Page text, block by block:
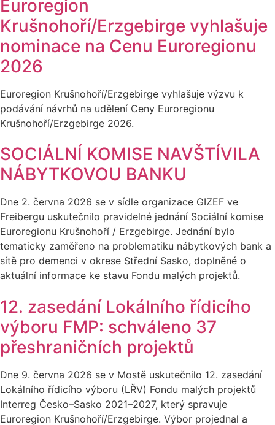
Euroregion
Krušnohoří/Erzgebirge vyhlašuje
nominace na Cenu Euroregionu
2026
Euroregion Krušnohoří/Erzgebirge vyhlašuje výzvu k
podávání návrhů na udělení Ceny Euroregionu
Krušnohoří/Erzgebirge 2026.
SOCIÁLNÍ KOMISE NAVŠTÍVILA
NÁBYTKOVOU BANKU
Dne 2. června 2026 se v sídle organizace GIZEF ve
Freibergu uskutečnilo pravidelné jednání Sociální komise
Euroregionu Krušnohoří / Erzgebirge. Jednání bylo
tematicky zaměřeno na problematiku nábytkových bank a
sítě pro demenci v okrese Střední Sasko, doplněné o
aktuální informace ke stavu Fondu malých projektů.
12. zasedání Lokálního řídicího
výboru FMP: schváleno 37
přeshraničních projektů
Dne 9. června 2026 se v Mostě uskutečnilo 12. zasedání
Lokálního řídicího výboru (LŘV) Fondu malých projektů
Interreg Česko–Sasko 2021–2027, který spravuje
Euroregion Krušnohoří/Erzgebirge. Výbor projednal a